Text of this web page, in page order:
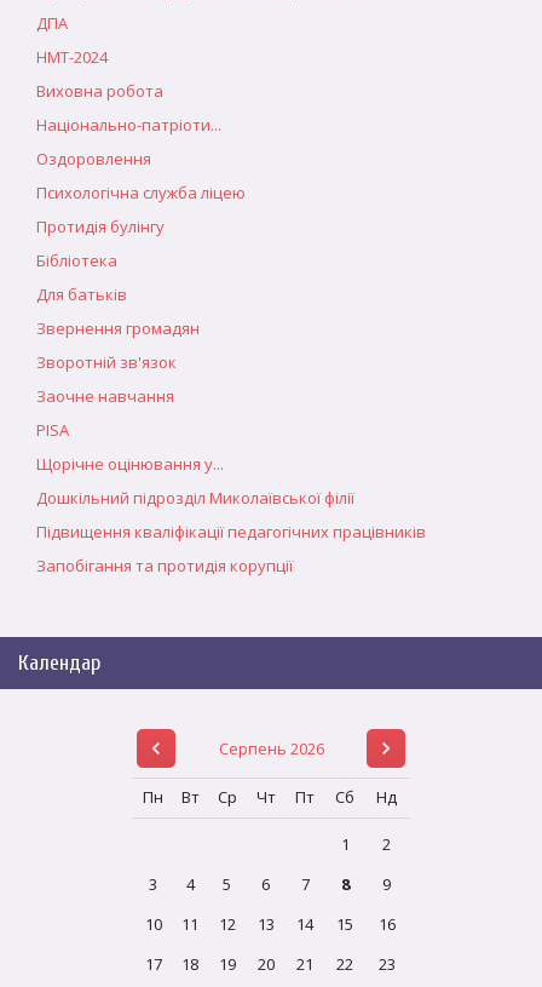
ДПА
НМТ-2024
Виховна робота
Національно-патріоти...
Оздоровлення
Психологічна служба ліцею
Протидія булінгу
Бібліотека
Для батьків
Звернення громадян
Зворотній зв'язок
Заочне навчання
PISA
Щорічне оцінювання у...
Дошкільний підрозділ Миколаївської філії
Підвищення кваліфікації педагогічних працівників
Запобігання та протидія корупції
Календар
Серпень 2026
Пн Вт Ср Чт Пт Сб Нд
1
2
3
4 5 6 7 8
9
10
11 12 13 14 15
16
17
18 19 20 21 22
23